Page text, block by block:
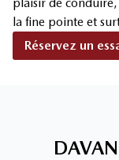
la fine pointe et
Réservez un